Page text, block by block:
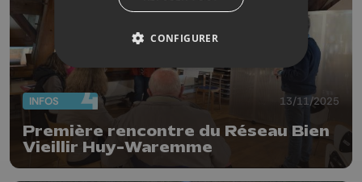
INFOS 13/11/2025
Première rencontre du Réseau Bien
Vieillir Huy-Waremme
CONFIGURER